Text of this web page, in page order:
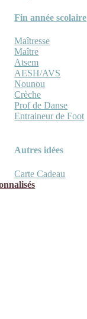
Fin année scolaire
Maîtresse
Maître
Atsem
AESH/AVS
Nounou
Crèche
Prof de Danse
Entraineur de Foot
Autres idées
Carte Cadeau